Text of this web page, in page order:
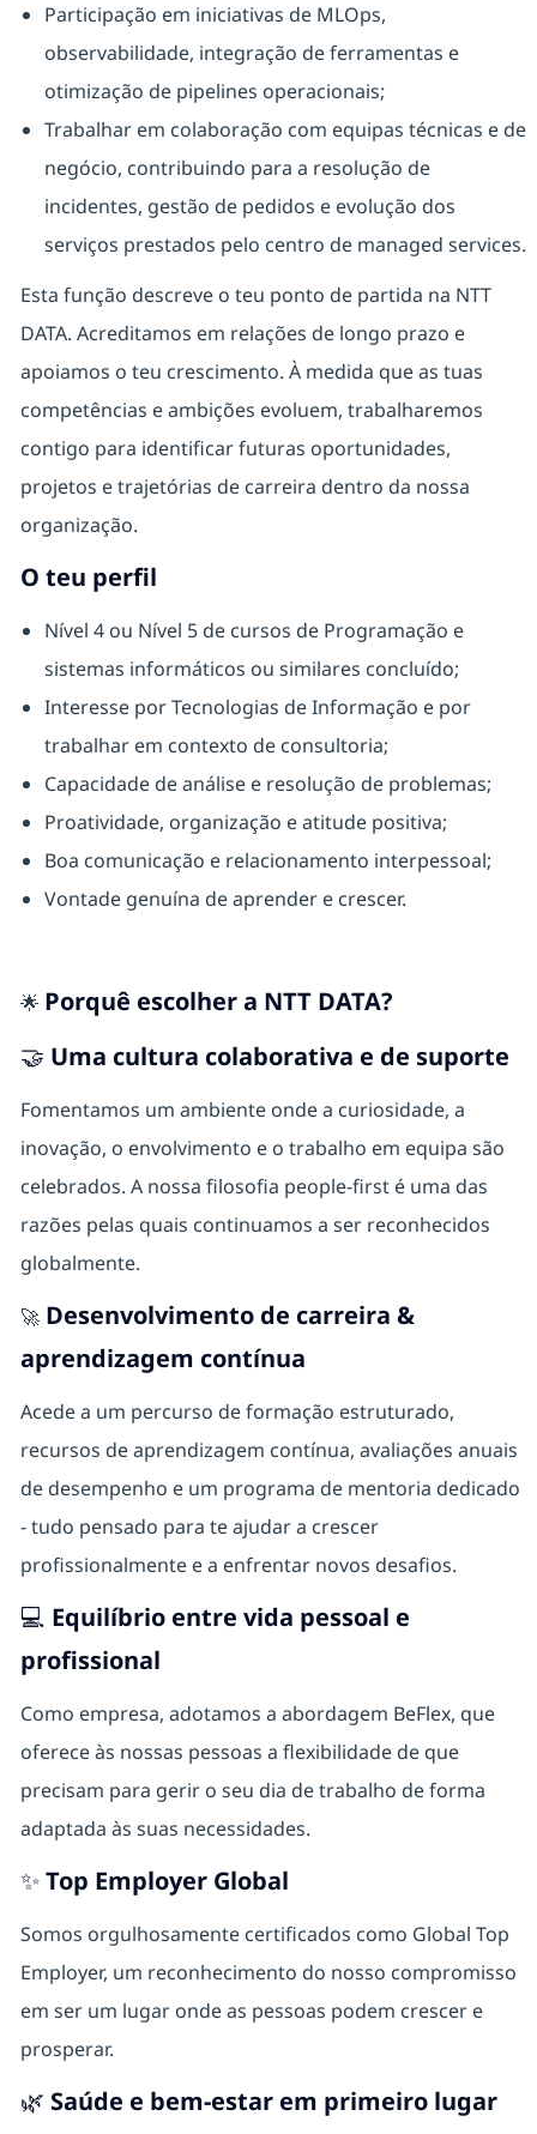
Participação em iniciativas de MLOps,
observabilidade, integração de ferramentas e
otimização de pipelines operacionais;
Trabalhar em colaboração com equipas técnicas e de
negócio, contribuindo para a resolução de
incidentes, gestão de pedidos e evolução dos
serviços prestados pelo centro de managed services.
Esta função descreve o teu ponto de partida na NTT
DATA. Acreditamos em relações de longo prazo e
apoiamos o teu crescimento. À medida que as tuas
competências e ambições evoluem, trabalharemos
contigo para identificar futuras oportunidades,
projetos e trajetórias de carreira dentro da nossa
organização.
O teu perfil
Nível 4 ou Nível 5 de cursos de Programação e
sistemas informáticos ou similares concluído;
Interesse por Tecnologias de Informação e por
trabalhar em contexto de consultoria;
Capacidade de análise e resolução de problemas;
Proatividade, organização e atitude positiva;
Boa comunicação e relacionamento interpessoal;
Vontade genuína de aprender e crescer.
🌟 Porquê escolher a NTT DATA?
🤝 Uma cultura colaborativa e de suporte
Fomentamos um ambiente onde a curiosidade, a
inovação, o envolvimento e o trabalho em equipa são
celebrados. A nossa filosofia people-first é uma das
razões pelas quais continuamos a ser reconhecidos
globalmente.
🚀Desenvolvimento de carreira &
aprendizagem contínua
Acede a um percurso de formação estruturado,
recursos de aprendizagem contínua, avaliações anuais
de desempenho e um programa de mentoria dedicado
- tudo pensado para te ajudar a crescer
profissionalmente e a enfrentar novos desafios.
💻 Equilíbrio entre vida pessoal e
profissional
Como empresa, adotamos a abordagem BeFlex, que
oferece às nossas pessoas a flexibilidade de que
precisam para gerir o seu dia de trabalho de forma
adaptada às suas necessidades.
✨ Top Employer Global
Somos orgulhosamente certificados como Global Top
Employer, um reconhecimento do nosso compromisso
em ser um lugar onde as pessoas podem crescer e
prosperar.
🌿 Saúde e bem-estar em primeiro lugar